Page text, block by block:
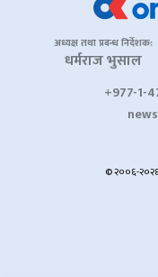
अध्यक्ष तथा प्रबन्ध निर्देशक:
धर्मराज भुसाल
+977-1-
© २००६-